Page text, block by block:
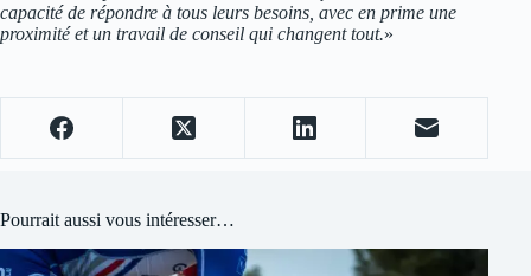
capacité de répondre à tous leurs besoins, avec en prime une
proximité et un travail de conseil qui changent tout.»
Pourrait aussi vous intéresser…